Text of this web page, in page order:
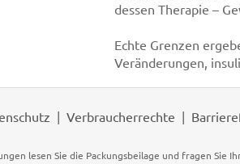
dessen Therapie –
Echte Grenzen
Veränderungen,
Verbraucherrechte
lesen Sie die Packungsbeilage und fragen